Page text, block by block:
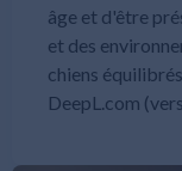
âge et d'être
et des
chiens
DeepL.com